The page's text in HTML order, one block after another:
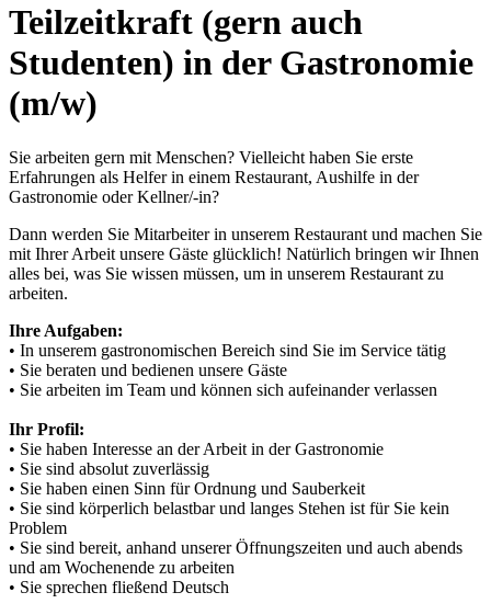
Teilzeitkraft (gern auch
Studenten) in der Gastronomie
(m/w)
Sie arbeiten gern mit Menschen? Vielleicht haben Sie erste
Erfahrungen als Helfer in einem Restaurant, Aushilfe in der
Gastronomie oder Kellner/-in?
Dann werden Sie Mitarbeiter in unserem Restaurant und machen Sie
mit Ihrer Arbeit unsere Gäste glücklich! Natürlich bringen wir Ihnen
alles bei, was Sie wissen müssen, um in unserem Restaurant zu
arbeiten.
Ihre Aufgaben:
• In unserem gastronomischen Bereich sind Sie im Service tätig
• Sie beraten und bedienen unsere Gäste
• Sie arbeiten im Team und können sich aufeinander verlassen
Ihr Profil:
• Sie haben Interesse an der Arbeit in der Gastronomie
• Sie sind absolut zuverlässig
• Sie haben einen Sinn für Ordnung und Sauberkeit
• Sie sind körperlich belastbar und langes Stehen ist für Sie kein
Problem
• Sie sind bereit, anhand unserer Öffnungszeiten und auch abends
und am Wochenende zu arbeiten
• Sie sprechen fließend Deutsch